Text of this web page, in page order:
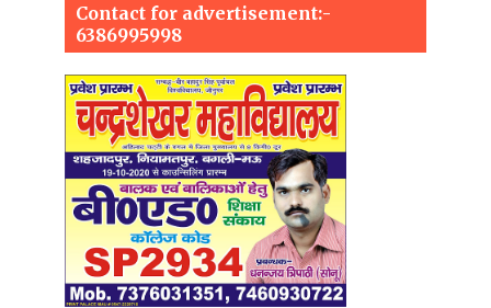
Contact for advertisement:-
6386995998